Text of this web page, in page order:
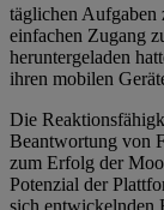
täglichen Aufgaben
einfachen Zugang
heruntergeladen
ihren mobilen
Die
Beantwortung von
zum Erfolg der
Potenzial der